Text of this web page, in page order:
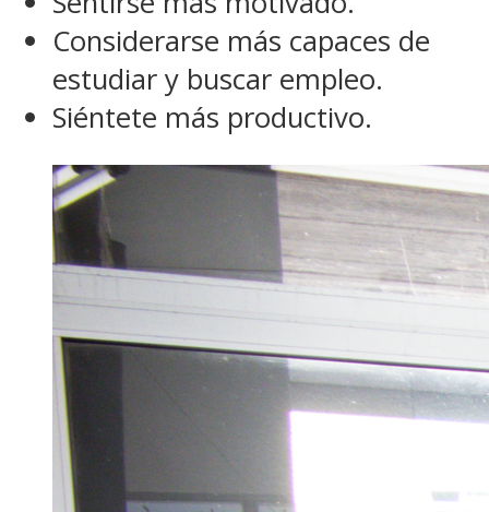
Considerarse más capaces de
estudiar y buscar empleo.
Siéntete más productivo.